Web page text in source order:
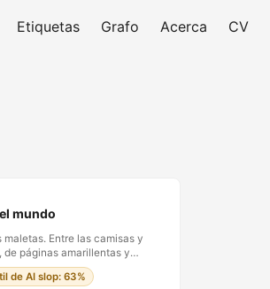
Etiquetas Grafo Acerca CV
mundo
Entre las camisas y
páginas amarillentas y
secretas. La
Editorial Bruguera desde
de AI slop: 63%